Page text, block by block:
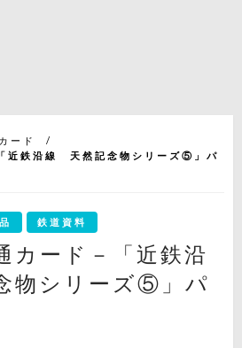
ード
近鉄沿線 天然記念物シリーズ⑤」パ
鉄道資料
カード－「近鉄沿
物シリーズ⑤」パ